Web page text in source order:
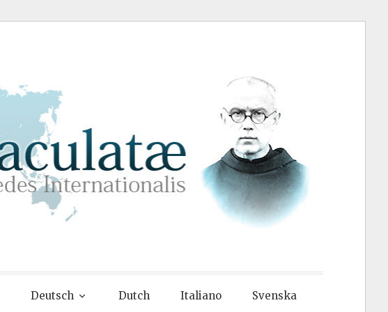
Deutsch Dutch Italiano Svenska